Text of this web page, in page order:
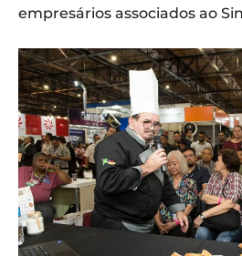
empresários associados ao